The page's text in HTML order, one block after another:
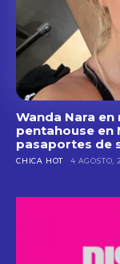
Wanda Nara
pentahouse en
pasaportes de
CHICA HOT 4 AGOSTO,